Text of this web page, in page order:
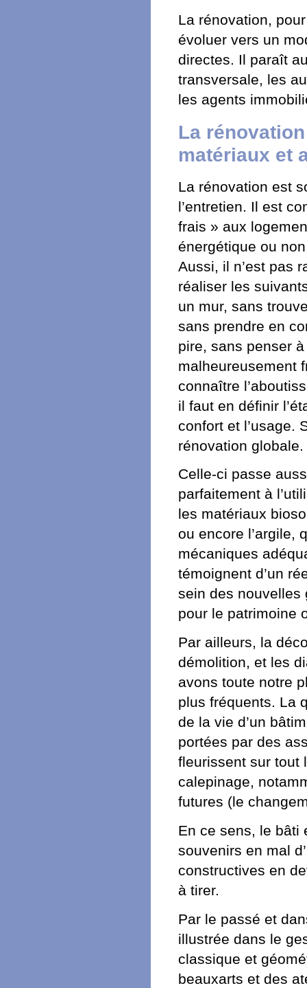
La rénovation,
évoluer vers un
directes. Il paraît
transversale, les
les agents
La
matériaux et
La rénovation est
l’entretien. Il est
frais » aux
énergétique ou
Aussi, il n’est pas
réaliser les
un mur, sans
sans prendre en
pire, sans penser
malheureusement
connaître
il faut en définir
confort et l’usage.
rénovation globale.
Celle-ci passe
parfaitement à
les matériaux
ou encore l’argile,
mécaniques
témoignent d’un
sein des nouvelles
pour le patrimoine
Par ailleurs, la
démolition, et les
avons toute notre
plus fréquents. La
de la vie d’un
portées par des
fleurissent sur tout
calepinage,
futures (le
En ce sens, le bâti
souvenirs en mal
constructives en
à tirer.
Par le passé et
illustrée dans le
classique et
beauxarts et des